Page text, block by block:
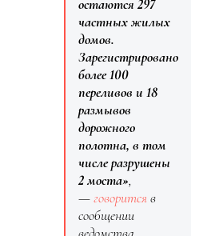
остаются 297
частных жилых
домов.
Зарегистрировано
более 100
переливов и 18
размывов
дорожного
полотна, в том
числе разрушены
2 моста»,
—говоритсяв
сообщении